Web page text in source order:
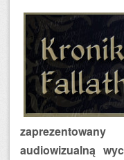
audiowizualną